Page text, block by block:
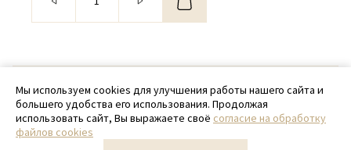
© 2020 - 2026 SamPack
+ 7 (918) 699-97-87
zakaz@sampack.store
Мы используем cookies для улучшения работы нашего сайта и
большего удобства его использования. Продолжая
использовать сайт, Вы выражаете своё согласие на обработку
файлов cookies